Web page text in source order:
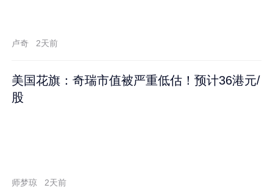
卢奇 2天前
美国花旗：奇瑞市值被严重低估！预计36港元/
股
师梦琼 2天前